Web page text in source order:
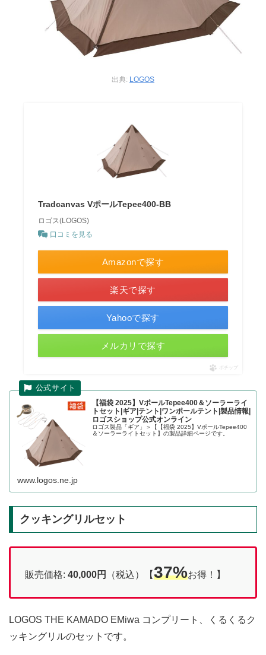
出典: LOGOS
Tradcanvas VポールTepee400-BB
ロゴス(LOGOS)
口コミを見る
Amazonで探す
楽天で探す
Yahooで探す
メルカリで探す
ポチップ
【福袋 2025】VポールTepee400＆ソーラーライ
トセット|ギア|テント|ワンポールテント|製品情報|
ロゴスショップ公式オンライン
ロゴス製品「ギア」＞【【福袋 2025】VポールTepee400
＆ソーラーライトセット】の製品詳細ページです。
www.logos.ne.jp
クッキングリルセット
販売価格: 40,000円 （税込）【37%お得！】
LOGOS THE KAMADO EMiwa コンプリート、くるくるク
ッキングリルのセットです。